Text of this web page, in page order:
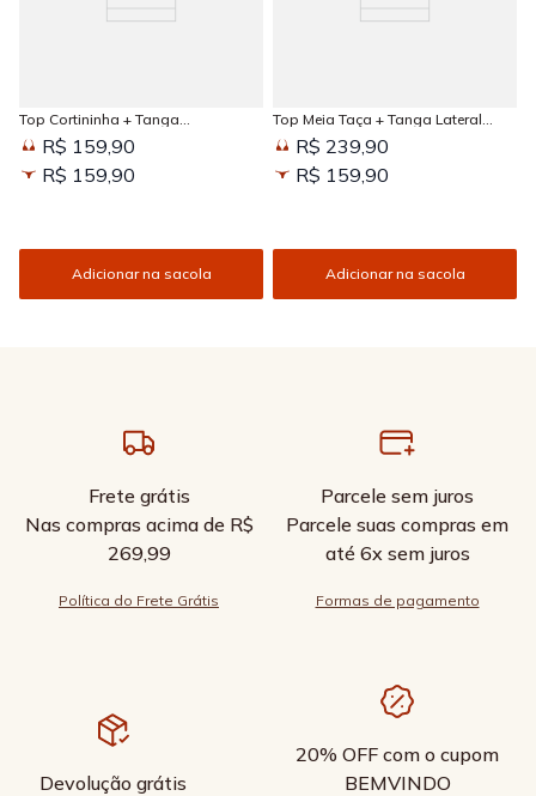
Top Cortininha + Tanga
Amarradinha Estampada Sun
KissedR$ 159,90
R$ 159,90
Adicionar na sacola
Top Meia Taça + Tanga Lateral
Larga Estampada Sun Kissed
R$ 239,90
R$ 159,90
Adicionar na sacola
Frete grátis
Nas compras acima de R$
269,99
Política do Frete Grátis
Parcele sem juros
Parcele suas compras em
até 6x sem juros
Formas de pagamento
Devolução grátis
20% OFF com o cupom
BEMVINDO